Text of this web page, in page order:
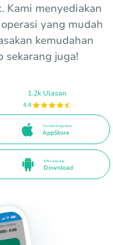
Kami menyediakan
yang mudah
kemudahan
juga!
1.2k Ulasan
4.4
Tersedia di App Store
AppStore
APK Langsung
Download